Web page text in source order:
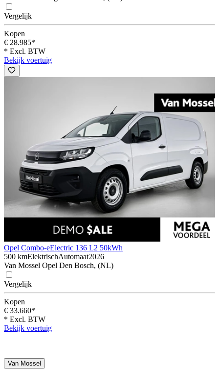
Vergelijk
Kopen
€ 28.985*
* Excl. BTW
Bekijk voertuig
Opel Combo-eElectric 136 L2 50kWh
500 kmElektrischAutomaat2026
Van Mossel Opel Den Bosch, (NL)
Vergelijk
Kopen
€ 33.660*
* Excl. BTW
Bekijk voertuig
Van Mossel